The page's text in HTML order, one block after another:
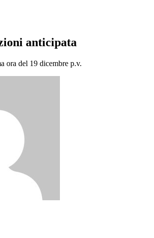
anticipata
ora del 19 dicembre p.v.